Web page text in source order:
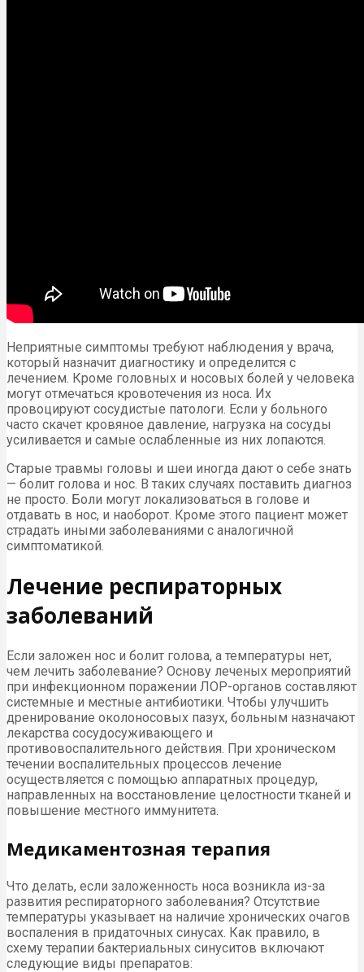
Неприятные симптомы требуют наблюдения у врача,
который назначит диагностику и определится с
лечением. Кроме головных и носовых болей у человека
могут отмечаться кровотечения из носа. Их
провоцируют сосудистые патологи. Если у больного
часто скачет кровяное давление, нагрузка на сосуды
усиливается и самые ослабленные из них лопаются.
Старые травмы головы и шеи иногда дают о себе знать
— болит голова и нос. В таких случаях поставить диагноз
не просто. Боли могут локализоваться в голове и
отдавать в нос, и наоборот. Кроме этого пациент может
страдать иными заболеваниями с аналогичной
симптоматикой.
Лечение респираторных
заболеваний
Если заложен нос и болит голова, а температуры нет,
чем лечить заболевание? Основу леченых мероприятий
при инфекционном поражении ЛОР-органов составляют
системные и местные антибиотики. Чтобы улучшить
дренирование околоносовых пазух, больным назначают
лекарства сосудосуживающего и
противовоспалительного действия. При хроническом
течении воспалительных процессов лечение
осуществляется с помощью аппаратных процедур,
направленных на восстановление целостности тканей и
повышение местного иммунитета.
Медикаментозная терапия
Что делать, если заложенность носа возникла из-за
развития респираторного заболевания? Отсутствие
температуры указывает на наличие хронических очагов
воспаления в придаточных синусах. Как правило, в
схему терапии бактериальных синуситов включают
следующие виды препаратов: